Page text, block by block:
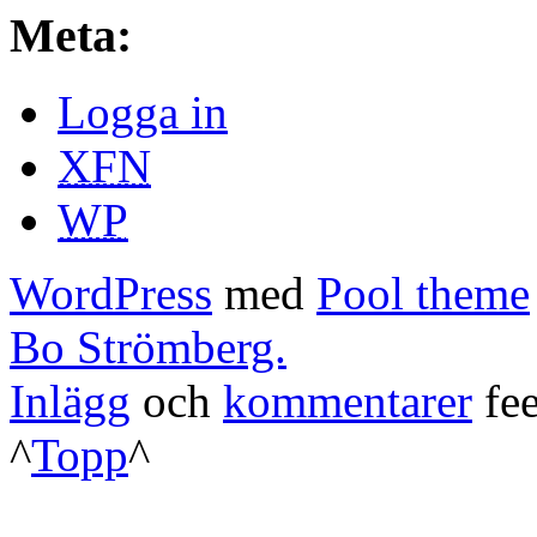
Meta:
Logga in
XFN
WP
WordPress med Pool theme
Bo Strömberg.
Inlägg och kommentarer
^Topp^